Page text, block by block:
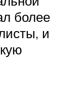
более
и